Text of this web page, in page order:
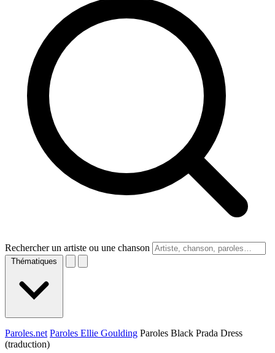
Rechercher un artiste ou une chanson
Thématiques
Paroles.net Paroles Ellie Goulding Paroles Black Prada Dress
(traduction)